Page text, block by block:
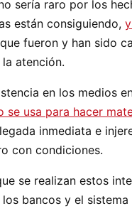
sería raro por los
están consiguiendo,
fueron y han sido
atención.
en los medios
se usa para hacer
inmediata e
con condiciones.
se realizan estos
bancos y el